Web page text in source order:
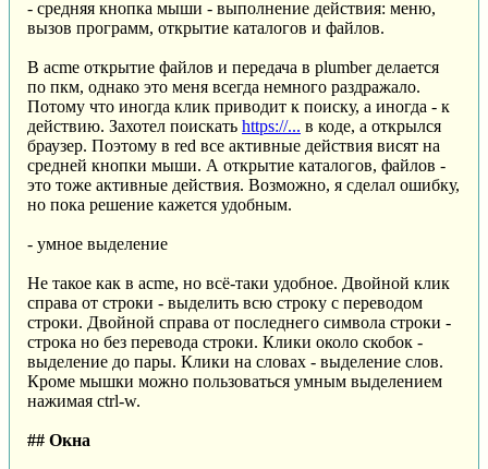
- средняя кнопка мыши - выполнение действия: меню,
вызов программ, открытие каталогов и файлов.
В acme открытие файлов и передача в plumber делается
по пкм, однако это меня всегда немного раздражало.
Потому что иногда клик приводит к поиску, а иногда - к
действию. Захотел поискать https://... в коде, а открылся
браузер. Поэтому в red все активные действия висят на
средней кнопки мыши. А открытие каталогов, файлов -
это тоже активные действия. Возможно, я сделал ошибку,
но пока решение кажется удобным.
- умное выделение
Не такое как в acme, но всё-таки удобное. Двойной клик
справа от строки - выделить всю строку с переводом
строки. Двойной справа от последнего символа строки -
строка но без перевода строки. Клики около скобок -
выделение до пары. Клики на словах - выделение слов.
Кроме мышки можно пользоваться умным выделением
нажимая ctrl-w.
## Окна